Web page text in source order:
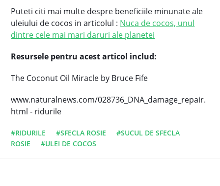
Puteti citi mai multe despre beneficiile minunate ale
uleiului de cocos in articolul : Nuca de cocos, unul
dintre cele mai mari daruri ale planetei
Resursele pentru acest articol includ:
The Coconut Oil Miracle by Bruce Fife
www.naturalnews.com/028736_DNA_damage_repair.
html - ridurile
#RIDURILE #SFECLA ROSIE
#SUCUL DE SFECLA
ROSIE
#ULEI DE COCOS